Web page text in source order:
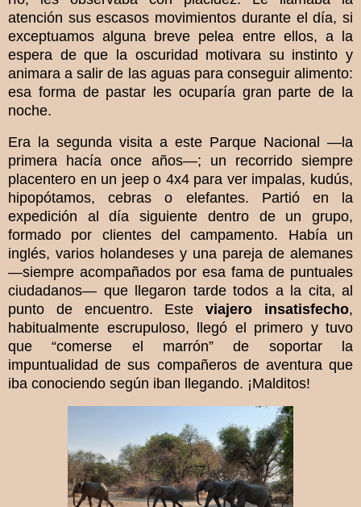
atención sus escasos movimientos durante el día, si
exceptuamos alguna breve pelea entre ellos, a la
espera de que la oscuridad motivara su instinto y
animara a salir de las aguas para conseguir alimento:
esa forma de pastar les ocuparía gran parte de la
noche.
Era la segunda visita a este Parque Nacional —la
primera hacía once años—; un recorrido siempre
placentero en un jeep o 4x4 para ver impalas, kudús,
hipopótamos, cebras o elefantes. Partió en la
expedición al día siguiente dentro de un grupo,
formado por clientes del campamento. Había un
inglés, varios holandeses y una pareja de alemanes
—siempre acompañados por esa fama de puntuales
ciudadanos— que llegaron tarde todos a la cita, al
punto de encuentro. Esteviajero insatisfecho,
habitualmente escrupuloso, llegó el primero y tuvo
que “comerse el marrón” de soportar la
impuntualidad de sus compañeros de aventura que
iba conociendo según iban llegando. ¡Malditos!